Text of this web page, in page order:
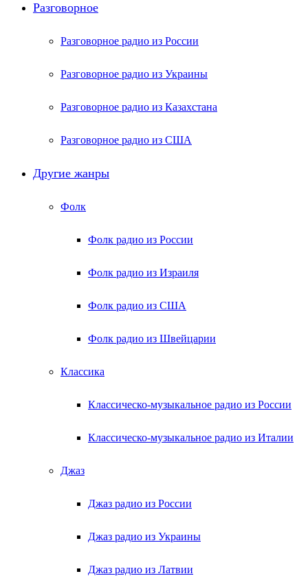
Разговорное
Разговорное радио из России
Разговорное радио из Украины
Разговорное радио из Казахстана
Разговорное радио из США
Другие жанры
Фолк
Фолк радио из России
Фолк радио из Израиля
Фолк радио из США
Фолк радио из Швейцарии
Классика
Классическо-музыкальное радио из России
Классическо-музыкальное радио из Италии
Джаз
Джаз радио из России
Джаз радио из Украины
Джаз радио из Латвии